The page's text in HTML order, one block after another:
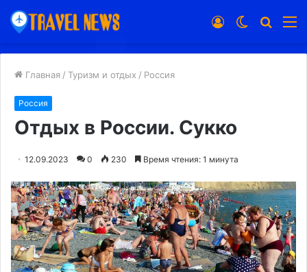
Switch
Войти
Главная / Туризм и отдых / Россия
Россия
Отдых в России. Сукко
12.09.2023 0 230 Время чтения: 1 минута